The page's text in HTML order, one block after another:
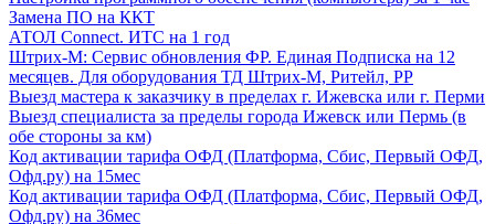
Замена ПО на ККТ
АТОЛ Connect. ИТС на 1 год
Штрих-М: Сервис обновления ФР. Единая Подписка на 12
месяцев. Для оборудования ТД Штрих-М, Ритейл, РР
Выезд мастера к заказчику в пределах г. Ижевска или г. Перми
Выезд специалиста за пределы города Ижевск или Пермь (в
обе стороны за км)
Код активации тарифа ОФД (Платформа, Сбис, Первый ОФД,
Офд.ру) на 15мес
Код активации тарифа ОФД (Платформа, Сбис, Первый ОФД,
Офд.ру) на 36мес